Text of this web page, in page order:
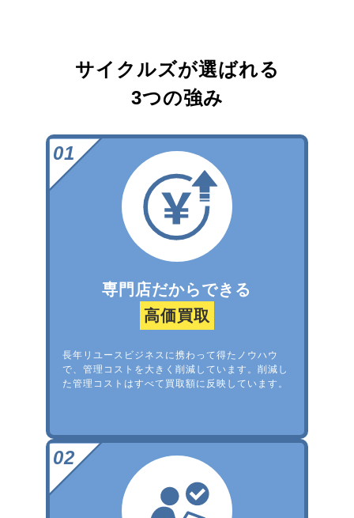
サイクルズが選ばれる
3つの強み
専門店だからできる
高価買取
長年リユースビジネスに携わって得たノウハウ
で、管理コストを大きく削減しています。削減し
た管理コストはすべて買取額に反映しています。